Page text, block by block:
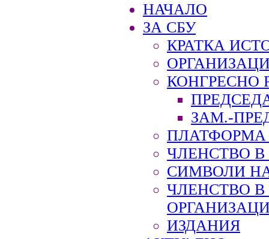
НАЧАЛО
ЗА СБУ
КРАТКА
КОНГРЕСНО
ЗАМ.-
ПЛАТФОРМА
ЧЛЕНСТВО В
СИМВОЛИ
ЧЛЕНСТВО
ИЗДАНИЯ